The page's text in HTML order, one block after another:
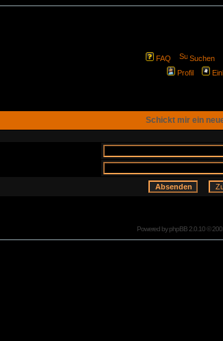
FAQ Suchen
Profil
Schickt mir ein
Powered byphpBB2.0.10 ©